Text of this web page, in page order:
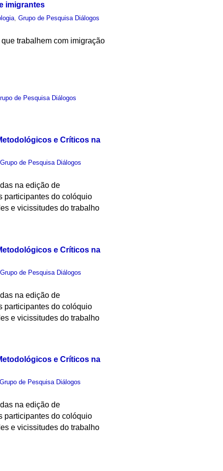
imigrantes
,Grupo de Pesquisa Diálogos
trabalhem com imigração
de Pesquisa Diálogos
e Críticos na
Grupo de Pesquisa Diálogos
na edição de
participantes do colóquio
e vicissitudes do trabalho
e Críticos na
Grupo de Pesquisa Diálogos
na edição de
participantes do colóquio
e vicissitudes do trabalho
e Críticos na
Grupo de Pesquisa Diálogos
na edição de
participantes do colóquio
e vicissitudes do trabalho